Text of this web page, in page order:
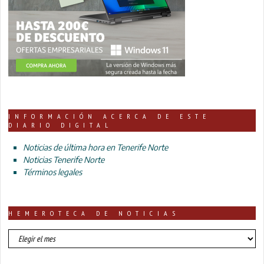
INFORMACIÓN ACERCA DE ESTE
DIARIO DIGITAL
Noticias de última hora en Tenerife Norte
Noticias Tenerife Norte
Términos legales
HEMEROTECA DE NOTICIAS
HEMEROTECA
DE